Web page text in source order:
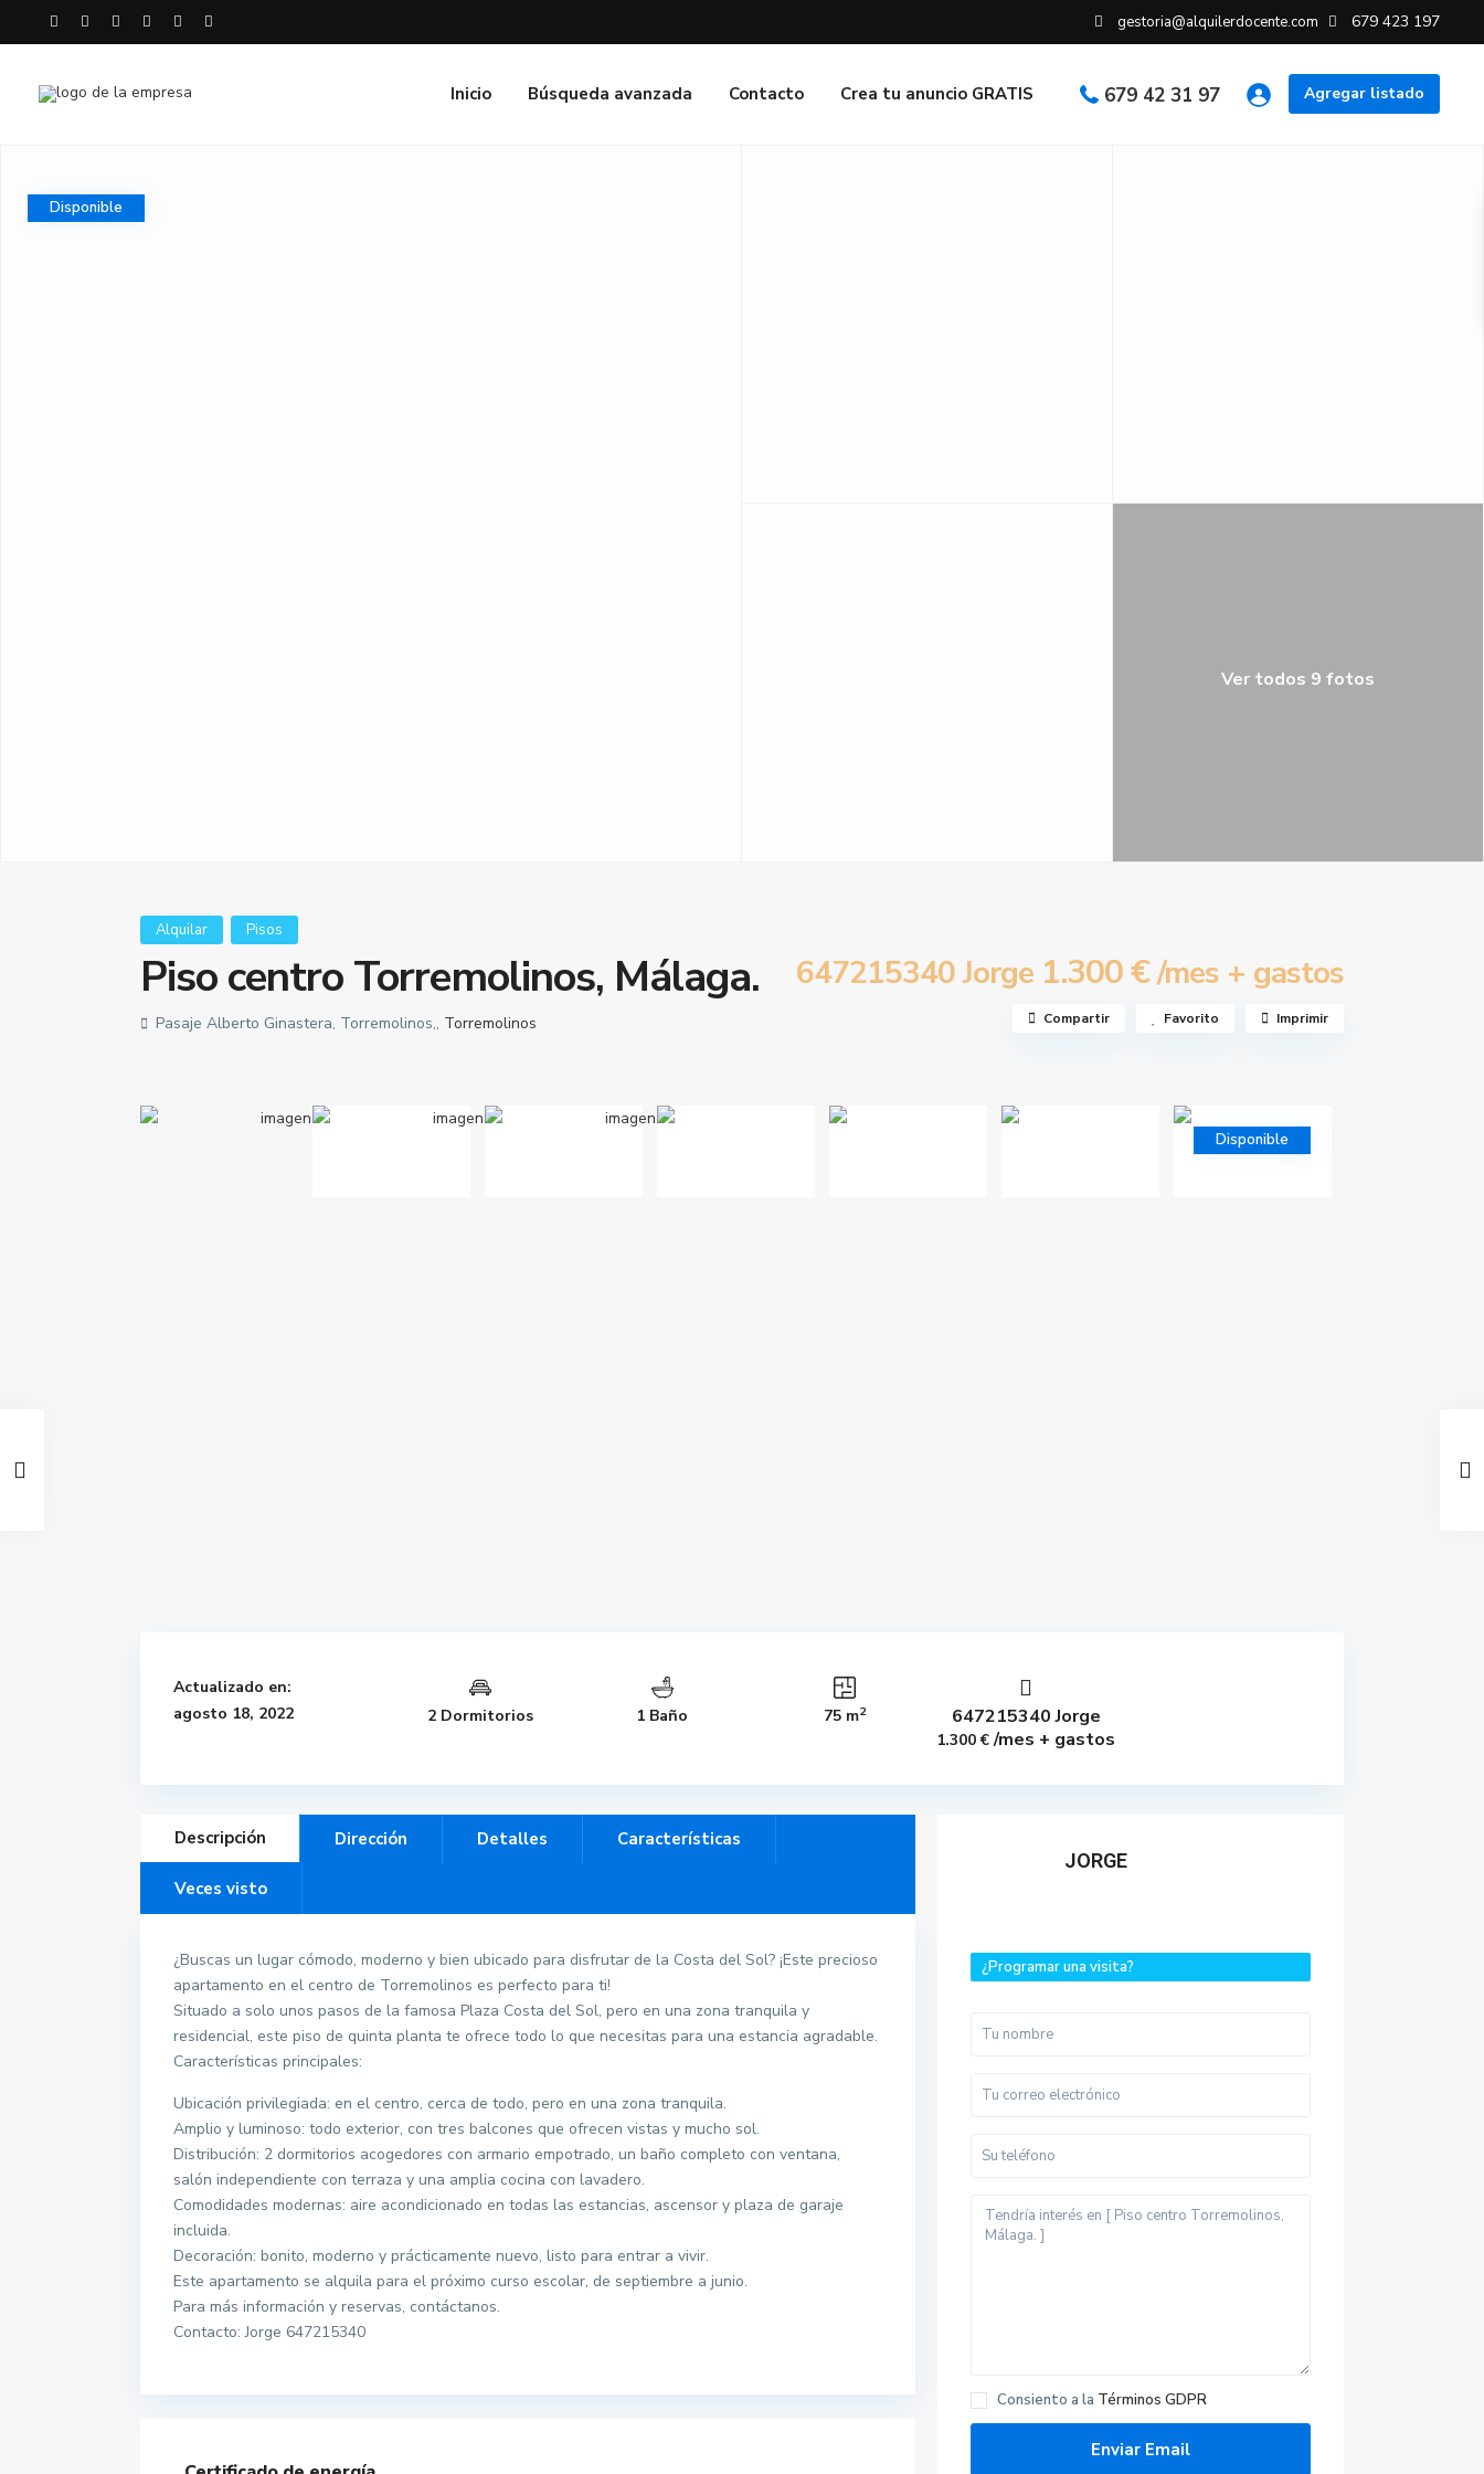
gestoria@alquilerdocente.com 679 423 197
Agregar listado
679 42 31 97
Inicio Búsqueda avanzada Contacto Crea tu anuncio GRATIS
Disponible
Ver todos 9 fotos
Alquilar Pisos
Piso centro Torremolinos, Málaga. 647215340 Jorge 1.300 €/mes + gastos
Pasaje Alberto Ginastera, Torremolinos,, Torremolinos Compartir Favorito Imprimir
Disponible
Actualizado en:
agosto 18, 2022
2 Dormitorios 1 Baño 75 m2 647215340 Jorge
1.300 €/mes + gastos
Descripción Dirección Detalles Características
Veces visto
¿Buscas un lugar cómodo, moderno y bien ubicado para disfrutar de la Costa del Sol? ¡Este precioso
apartamento en el centro de Torremolinos es perfecto para ti!
Situado a solo unos pasos de la famosa Plaza Costa del Sol, pero en una zona tranquila y
residencial, este piso de quinta planta te ofrece todo lo que necesitas para una estancia agradable.
Características principales:
Ubicación privilegiada: en el centro, cerca de todo, pero en una zona tranquila.
Amplio y luminoso: todo exterior, con tres balcones que ofrecen vistas y mucho sol.
Distribución: 2 dormitorios acogedores con armario empotrado, un baño completo con ventana,
salón independiente con terraza y una amplia cocina con lavadero.
Comodidades modernas: aire acondicionado en todas las estancias, ascensor y plaza de garaje
incluida.
Decoración: bonito, moderno y prácticamente nuevo, listo para entrar a vivir.
Este apartamento se alquila para el próximo curso escolar, de septiembre a junio.
Para más información y reservas, contáctanos.
Contacto: Jorge 647215340
JORGE
¿Programar una visita?
Consiento a la Términos GDPR
Últimas propiedades